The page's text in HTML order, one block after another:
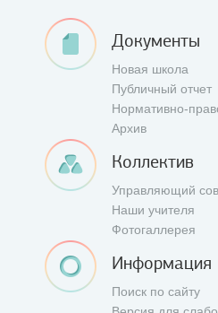
Документы
Новая школа
Публичный отчет
Нормативно-
Архив
Коллектив
Управляющий
Наши учителя
Фотогаллерея
Информация
Поиск по сайту